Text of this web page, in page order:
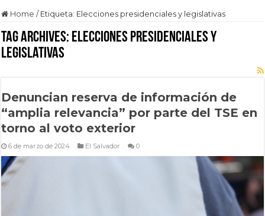
Home / Etiqueta: Elecciones presidenciales y legislativas
Tag Archives: Elecciones presidenciales y
legislativas
Denuncian reserva de información de
“amplia relevancia” por parte del TSE en
torno al voto exterior
6 de marzo de 2024 El Salvador 0